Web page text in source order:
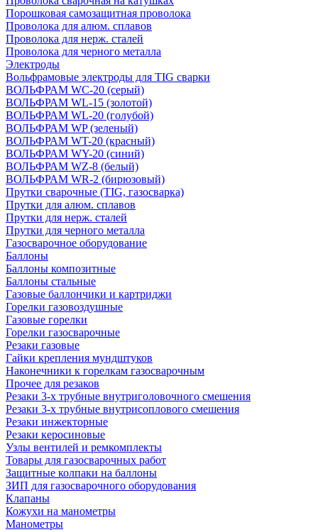
Порошковая самозащитная проволока
Проволока для алюм. сплавов
Проволока для нерж. сталей
Проволока для черного металла
Электроды
Вольфрамовые электроды для TIG сварки
ВОЛЬФРАМ WC-20 (серый)
ВОЛЬФРАМ WL-15 (золотой)
ВОЛЬФРАМ WL-20 (голубой)
ВОЛЬФРАМ WP (зеленый)
ВОЛЬФРАМ WT-20 (красный)
ВОЛЬФРАМ WY-20 (синий)
ВОЛЬФРАМ WZ-8 (белый)
ВОЛЬФРАМ WR-2 (бирюзовый)
Прутки сварочные (TIG, газосварка)
Прутки для алюм. сплавов
Прутки для нерж. сталей
Прутки для черного металла
Газосварочное оборудование
Баллоны
Баллоны композитные
Баллоны стальные
Газовые баллончики и картриджи
Горелки газовоздушные
Газовые горелки
Горелки газосварочные
Резаки газовые
Гайки крепления мундштуков
Наконечники к горелкам газосварочным
Прочее для резаков
Резаки 3-х трубные внутриголовочного смешения
Резаки 3-х трубные внутрисоплового смешения
Резаки инжекторные
Резаки керосиновые
Узлы вентилей и ремкомплекты
Товары для газосварочных работ
Защитные колпаки на баллоны
ЗИП для газосварочного оборудования
Клапаны
Кожухи на манометры
Манометры